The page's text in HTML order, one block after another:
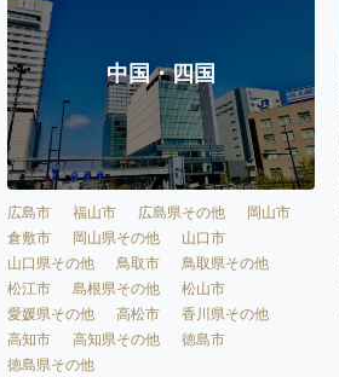
中国・四国
広島市 福山市 広島県その他
岡山市
倉敷市
岡山県その他
山口市
山口県その他
鳥取市
鳥取県その他
松江市
島根県その他
松山市
愛媛県その他
高松市
香川県その他
高知市
高知県その他
徳島市
徳島県その他